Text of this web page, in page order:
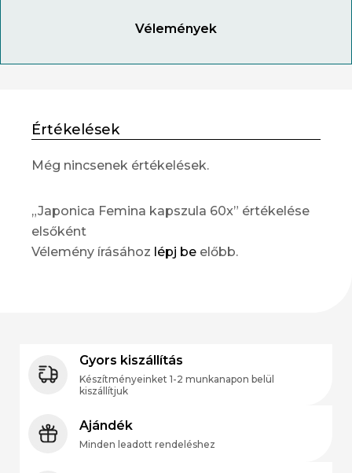
Vélemények
Értékelések
Még nincsenek értékelések.
„Japonica Femina kapszula 60x” értékelése
elsőként
Vélemény írásához lépj be előbb.
Gyors kiszállítás
Készítményeinket 1-2 munkanapon belül
kiszállítjuk
Ajándék
Minden leadott rendeléshez